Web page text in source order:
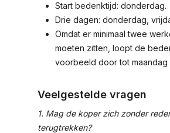
Start bedenktijd: donderdag.
Drie dagen: donderdag,
Omdat er minimaal twee
moeten zitten, loopt de
voorbeeld door tot maandag
Veelgestelde vragen
1. Mag de koper zich zonder
terugtrekken?